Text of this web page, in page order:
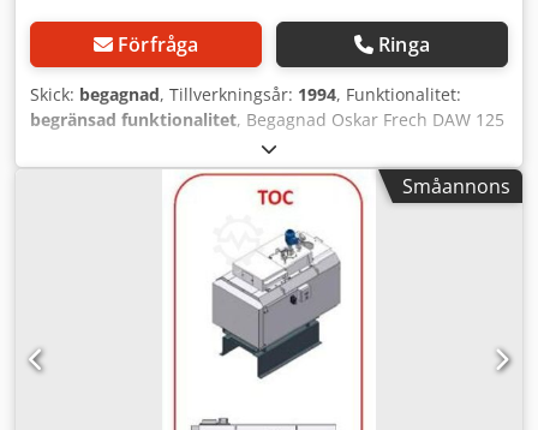
Förfråga Ringa
Skick: begagnad, Tillverkningsår: 1994, Funktionalitet:
begränsad funktionalitet, Begagnad Oskar Frech DAW 125
med elskåp och smältdegelfat Dodjwywn Ejpfx Aanjck
Småannons